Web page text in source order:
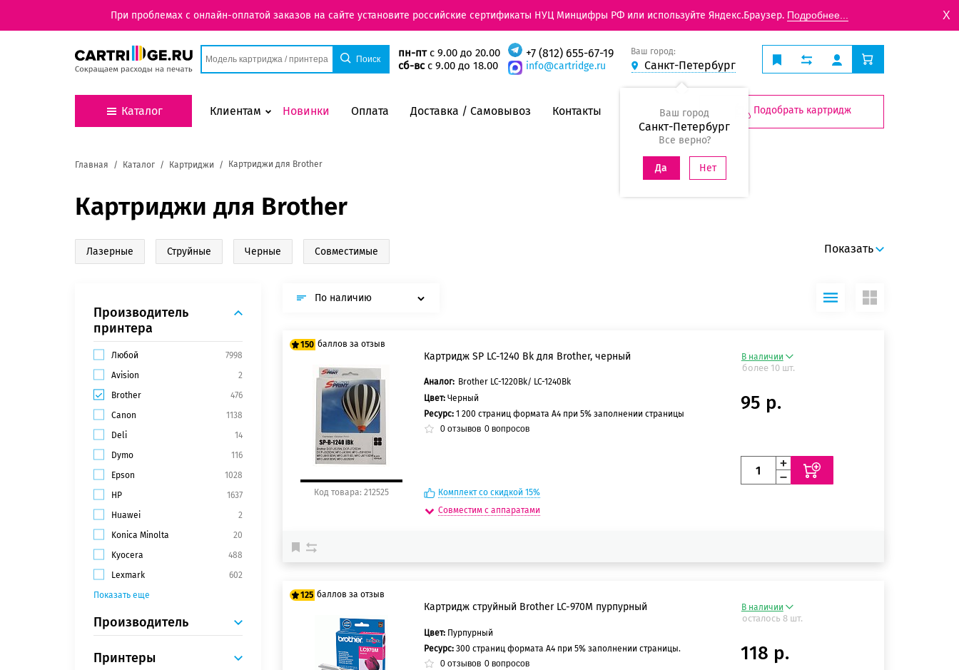
При проблемах с онлайн-оплатой заказов на сайте установите российские сертификаты НУЦ Минцифры РФ или используйте Яндекс.Браузер. Подробнее... X
пн-птс 9.00 до 20.00
сб-всс 9.00 до 18.00
+7 (812) 655-67-19
info@cartridge.ru
Ваш город:
Санкт-Петербург
Ваш город
Санкт-Петербург
Все верно?
Да Нет
Каталог Клиентам Новинки Оплата Доставка / Самовывоз Контакты Подобрать картридж
Главная Каталог Картриджи Картриджи для Brother
Картриджи для Brother
Лазерные Струйные Черные Совместимые Показать
Производитель
принтера
Любой
7998
Avision
2
Brother
476
Canon
1138
Deli
14
Dymo
116
Epson
1028
HP
1637
Huawei
2
Konica Minolta
20
Kyocera
488
Lexmark
602
Показать еще
Производитель
Принтеры
По наличию
150 баллов за отзыв
125 баллов
150 баллов
В наличии
более 10 шт.
Код товара: 212525
Картридж SP LC-1240 Bk для Brother, черный
Аналог: Brother LC-1220Bk/ LC-1240Bk
Цвет: Черный
Ресурс: 1 200 страниц формата А4 при 5% заполнении страницы
0отзывов 0вопросов
Совместим с аппаратами
Комплект со скидкой 15%
95 р.
125 баллов за отзыв
100 баллов
125 баллов
В наличии
осталось 8 шт.
Картридж струйный Brother LC-970M пурпурный
Цвет: Пурпурный
Ресурс: 300 страниц формата А4 при 5% заполнении страницы.
0отзывов 0вопросов 118 р.